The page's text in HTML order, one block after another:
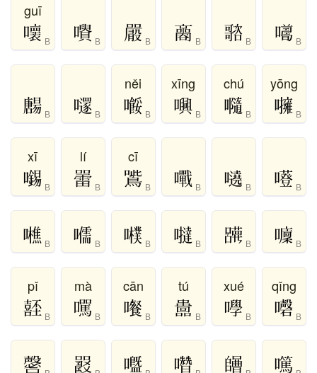
guī
B B B B B B
B B
něi
B
xīng
B
chú
B
yōng
B
xī
B
lí
B
cī
B B B B
B B B B B B
pǐ
B
mà
B
cān
B
tú
B
xué
B
qǐng
B